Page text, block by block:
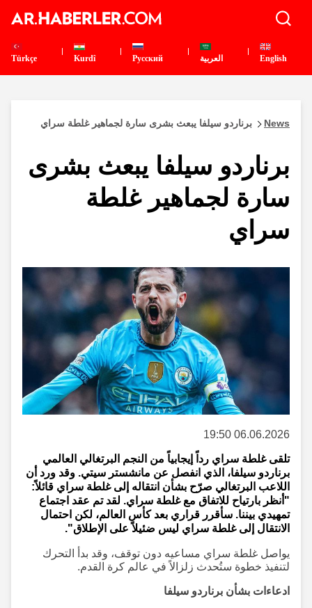
English العربية Pусский
Kurdî
Türkçe
News برناردو سيلفا يبعث بشرى سارة لجماهير غلطة سراي
برناردو سيلفا يبعث بشرى
سارة لجماهير غلطة
سراي
06.06.2026 19:50
تلقى غلطة سراي رداً إيجابياً من النجم البرتغالي العالمي
برناردو سيلفا، الذي انفصل عن مانشستر سيتي. وقد ورد أن
اللاعب البرتغالي صرّح بشأن انتقاله إلى غلطة سراي قائلاً:
"أنظر بارتياح للاتفاق مع غلطة سراي. لقد تم عقد اجتماع
تمهيدي بيننا. سأقرر قراري بعد كأس العالم، لكن احتمال
الانتقال إلى غلطة سراي ليس ضئيلاً على الإطلاق".
يواصل غلطة سراي مساعيه دون توقف، وقد بدأ التحرك
لتنفيذ خطوة ستُحدث زلزالاً في عالم كرة القدم.
ادعاءات بشأن برناردو سيلفا